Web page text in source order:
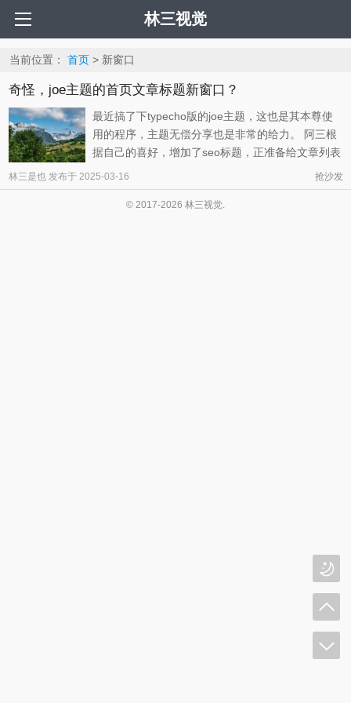
林三视觉
当前位置： 首页> 新窗口
奇怪，joe主题的首页文章标题新窗口？
最近搞了下typecho版的joe主题，这也是其本尊使
用的程序，主题无偿分享也是非常的给力。 阿三根
据自己的喜好，增加了seo标题，正准备给文章列表
的标题去掉新窗口打开链接，试了好几个页面也没
有起作用，有点奇怪了，有空再找找位置在哪里
吧，毕竟也不是很着急，还需要继续熟悉。 先这样
林三是也发布于 2025-03-16 抢沙发
© 2017-2026 林三视觉.